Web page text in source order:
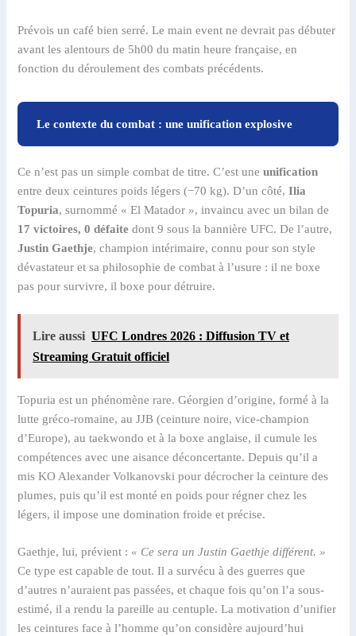
Prévois un café bien serré. Le main event ne devrait pas débuter
avant les alentours de 5h00 du matin heure française, en
fonction du déroulement des combats précédents.
Le contexte du combat : une unification explosive
Ce n’est pas un simple combat de titre. C’est uneunification
entre deux ceintures poids légers (−70 kg). D’un côté,Ilia
Topuria, surnommé « El Matador », invaincu avec un bilan de
17 victoires, 0 défaite dont 9 sous la bannière UFC. De l’autre,
Justin Gaethje, champion intérimaire, connu pour son style
dévastateur et sa philosophie de combat à l’usure : il ne boxe
pas pour survivre, il boxe pour détruire.
Lire aussi UFC Londres 2026 : Diffusion TV et
Streaming Gratuit officiel
Topuria est un phénomène rare. Géorgien d’origine, formé à la
lutte gréco-romaine, au JJB (ceinture noire, vice-champion
d’Europe), au taekwondo et à la boxe anglaise, il cumule les
compétences avec une aisance déconcertante. Depuis qu’il a
mis KO Alexander Volkanovski pour décrocher la ceinture des
plumes, puis qu’il est monté en poids pour régner chez les
légers, il impose une domination froide et précise.
Gaethje, lui, prévient : « Ce sera un Justin Gaethje différent. »
Ce type est capable de tout. Il a survécu à des guerres que
d’autres n’auraient pas passées, et chaque fois qu’on l’a sous-
estimé, il a rendu la pareille au centuple. La motivation d’unifier
les ceintures face à l’homme qu’on considère aujourd’hui